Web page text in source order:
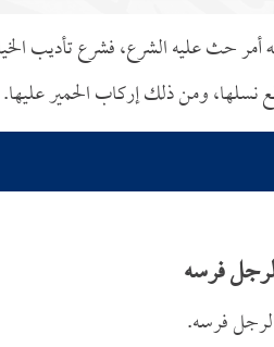
أمر حث عليه الشرع، فشرع تأديب
نسلها، ومن ذلك إركاب الحمير عليها.
فرسه
فرسه.